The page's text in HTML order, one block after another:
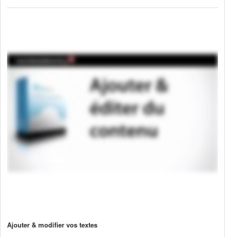
Ajouter & modifier vos textes